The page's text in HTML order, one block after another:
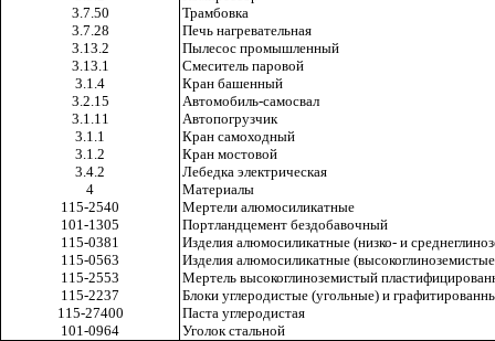
3.7.50
Трамбовка
3.7.28
Печь нагревательная
3.13.2
Пылесос промышленный
3.13.1
Смеситель паровой
3.1.4
Кран башенный
3.2.15
Автомобиль-самосвал
3.1.11
Автопогрузчик
3.1.1
Кран самоходный
3.1.2
Кран мостовой
3.4.2
Лебедка электрическая
4
Материалы
115-2540
Мертели алюмосиликатные
101-1305
Портландцемент бездобавочный
115-0381
Изделия алюмосиликатные (низко- и
115-0563
Изделия алюмосиликатные
115-2553
Мертель высокоглиноземистый
115-2237
Блоки углеродистые (угольные) и
115-27400
Паста углеродистая
101-0964
Уголок стальной